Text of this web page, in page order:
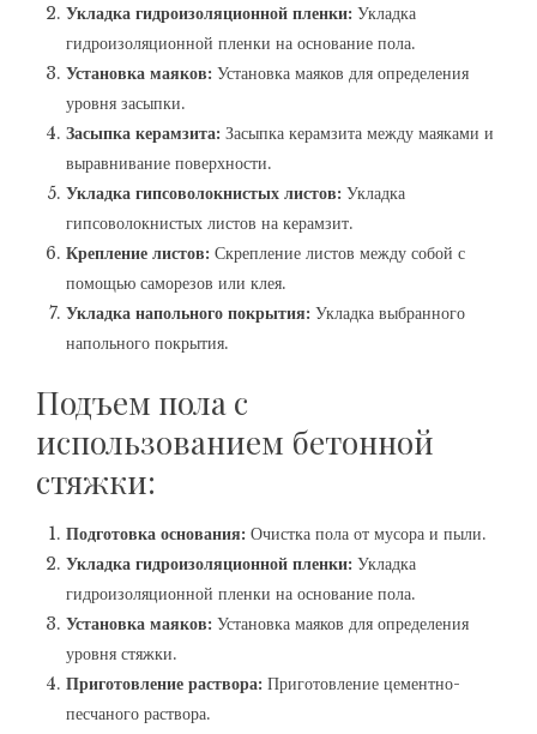
Укладка гидроизоляционной пленки: Укладка
гидроизоляционной пленки на основание пола.
Установка маяков: Установка маяков для определения
уровня засыпки.
Засыпка керамзита: Засыпка керамзита между маяками и
выравнивание поверхности.
Укладка гипсоволокнистых листов: Укладка
гипсоволокнистых листов на керамзит.
Крепление листов: Скрепление листов между собой с
помощью саморезов или клея.
Укладка напольного покрытия: Укладка выбранного
напольного покрытия.
Подъем пола с
использованием бетонной
стяжки:
Подготовка основания: Очистка пола от мусора и пыли.
Укладка гидроизоляционной пленки: Укладка
гидроизоляционной пленки на основание пола.
Установка маяков: Установка маяков для определения
уровня стяжки.
Приготовление раствора: Приготовление цементно-
песчаного раствора.